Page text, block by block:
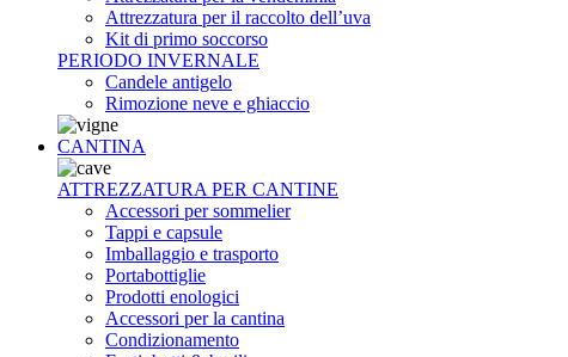
Attrezzatura per il raccolto dell’uva
Kit di primo soccorso
PERIODO INVERNALE
Candele antigelo
Rimozione neve e ghiaccio
CANTINA
ATTREZZATURA PER CANTINE
Accessori per sommelier
Tappi e capsule
Imballaggio e trasporto
Portabottiglie
Prodotti enologici
Accessori per la cantina
Condizionamento